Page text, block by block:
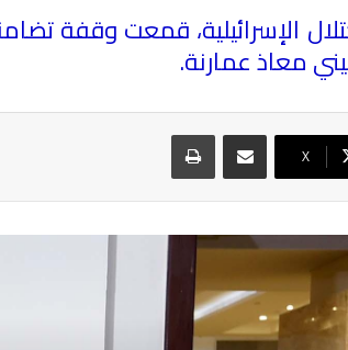
الإسرائيلية، قمعت وقفة
معاذ عمارنة.
X
مشاركة عبر البريد طباعة